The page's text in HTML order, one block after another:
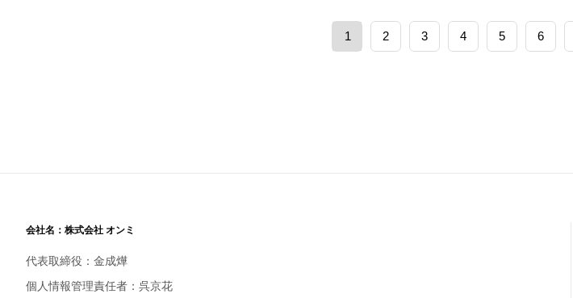
1 2 3 4 5 6
会社名：株式会社 オンミ
代表取締役：金成燁
個人情報管理責任者：呉京花